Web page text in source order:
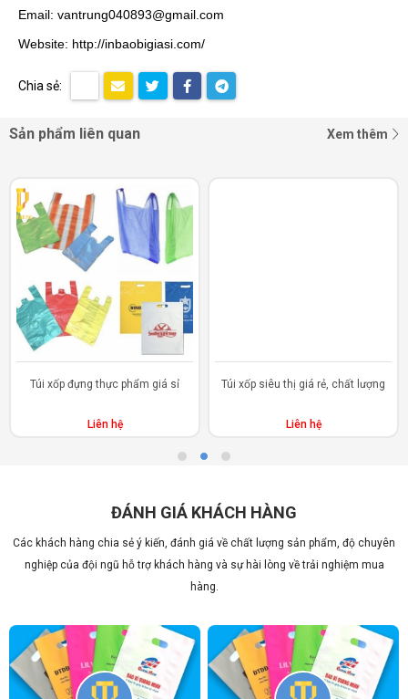
Email: vantrung040893@gmail.com
Website: http://inbaobigiasi.com/
Chia sẻ:
Sản phẩm liên quan Xem thêm
Túi xốp đựng thực phẩm giá sỉ
Liên hệ
Túi xốp siêu thị giá rẻ, chất lượng
Liên hệ
ĐÁNH GIÁ KHÁCH HÀNG
Các khách hàng chia sẻ ý kiến, đánh giá về chất lượng sản phẩm, độ chuyên
nghiệp của đội ngũ hỗ trợ khách hàng và sự hài lòng về trải nghiệm mua
hàng.